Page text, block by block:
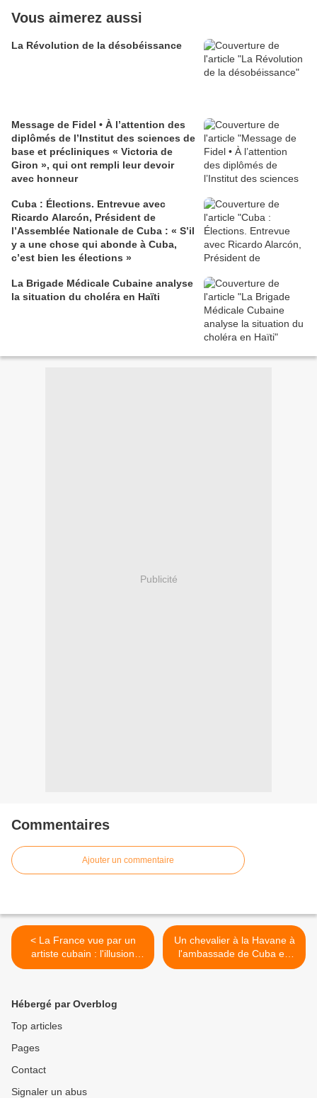
Vous aimerez aussi
La Révolution de la désobéissance
Message de Fidel • À l’attention des
diplômés de l’Institut des sciences de
base et précliniques « Victoria de
Giron », qui ont rempli leur devoir
avec honneur
Cuba : Élections. Entrevue avec
Ricardo Alarcón, Président de
l’Assemblée Nationale de Cuba : « S’il
y a une chose qui abonde à Cuba,
c’est bien les élections »
La Brigade Médicale Cubaine analyse
la situation du choléra en Haïti
Publicité
Commentaires
Ajouter un commentaire
< La France vue par un
artiste cubain : l'illusion
française
Un chevalier à la Havane à
l'ambassade de Cuba en
France >
Hébergé par Overblog
Top articles
Pages
Contact
Signaler un abus